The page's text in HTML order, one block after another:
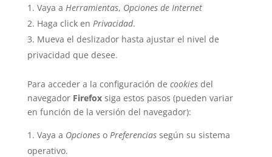
Vaya a Herramientas, Opciones de Internet
Haga click en Privacidad.
Mueva el deslizador hasta ajustar el nivel de
privacidad que desee.
Para acceder a la configuración de cookiesdel
navegador Firefoxsiga estos pasos (pueden variar
en función de la versión del navegador):
Vaya a Opcioneso Preferenciassegún su sistema
operativo.